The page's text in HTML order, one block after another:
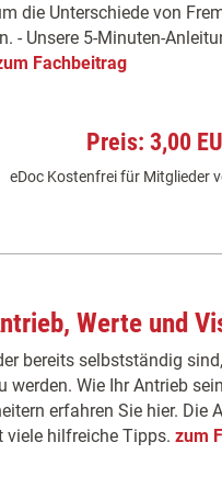
die Unterschiede von
- Unsere 5-Minuten-
Fachbeitrag
Preis: 3,00
eDoc Kostenfrei für Mitglieder
Werte und
bereits selbstständig
werden. Wie Ihr Antrieb
erfahren Sie hier. Die
hilfreiche Tipps. zum